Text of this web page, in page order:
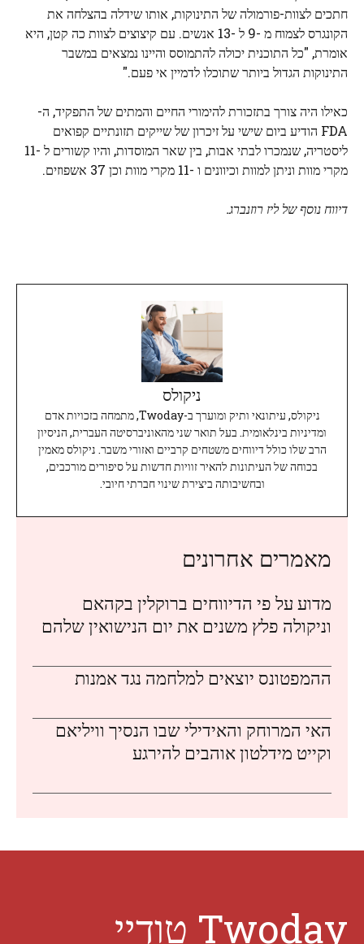
חתכים לצוות-פורמולה של התינוקות, אותו שידלה בהצלחה את
הקונגרס לצמוח מ -9 ל -13 אנשים. עם קיצוצים לצוות כה קטן, היא
אומרת, "כל התוכנית יכולה להתמוסס והיינו נמצאים במשבר
התינוקות הגדול ביותר שתוכלו לדמיין אי פעם."
כאילו היה צורך בתזכורת להימורי החיים והמתים של התפקיד, ה-
FDA הודיע ​​ביום שישי על זיכרון של שייקים תזונתיים קפואים
ליסטריה, שנמכרו לבתי אבות, בין שאר המוסדות, והיו קשורים ל -11
מקרי מוות וניתן למוות וכיוונים ו -11 מקרי מוות וכן 37 אשפוזים.
דיווח נוסף של ליז רוזנברג.
ניקולס
ניקולס, עיתונאי ותיק ומוערך ב-Twoday, מתמחה בזכויות אדם
ומדיניות בינלאומית. בעל תואר שני מהאוניברסיטה העברית, הניסיון
הרב שלו כולל דיווחים משטחים קרביים ואזורי משבר. ניקולס מאמין
בכוחה של העיתונות להאיר זוויות חדשות על סיפורים מורכבים,
ובחשיבותה ביצירת שינוי חברתי חיובי.
מאמרים אחרונים
מדוע על פי הדיווחים ברוקלין בקהאם
וניקולה פלץ משנים את יום הנישואין שלהם
ההמפטונס יוצאים למלחמה נגד אמנות
האי המרוחק והאידילי שבו הנסיך וויליאם
וקייט מידלטון אוהבים להירגע
Twoday טודיי